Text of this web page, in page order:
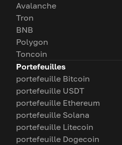
Avalanche
Tron
BNB
Polygon
Toncoin
Portefeuilles
portefeuille Bitcoin
portefeuille USDT
portefeuille Ethereum
portefeuille Solana
portefeuille Litecoin
portefeuille Dogecoin